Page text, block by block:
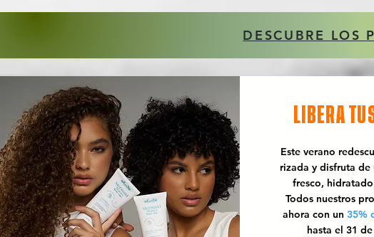
DESCUBRE LOS
LIBERA
Este verano
rizada y disfruta
fresco,
Todos nuestros
ahora con un 35%
hasta el 31